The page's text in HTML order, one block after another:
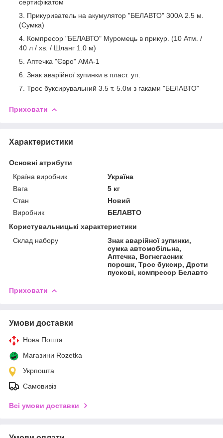
сертифікатом
Прикуриватель на акумулятор "БЕЛАВТО" 300А 2.5 м.
(Сумка)
Компресор "БЕЛАВТО" Муромець в прикур. (10 Атм. /
40 л / хв. / Шланг 1.0 м)
Аптечка "Євро" АМА-1
Знак аварійної зупинки в пласт. уп.
Трос буксирувальний 3.5 т. 5.0м з гаками "БЕЛАВТО"
Приховати
Характеристики
Основні атрибути
Країна виробник
Україна
Вага
5 кг
Стан
Новий
Виробник
БЕЛАВТО
Користувальницькі характеристики
Склад набору
Знак аварійної зупинки,
сумка автомобільна,
Аптечка, Вогнегасник
порошк, Трос буксир, Дроти
пускові, компресор Белавто
Приховати
Умови доставки
Нова Пошта
Магазини Rozetka
Укрпошта
Самовивіз
Всі умови доставки